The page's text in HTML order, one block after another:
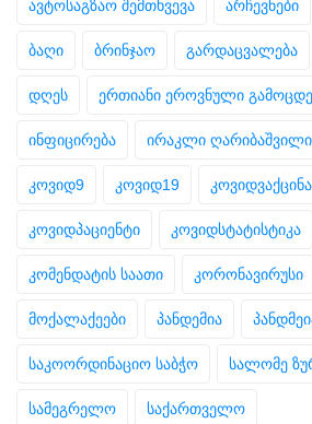
ავტოსაგზაო შემთხვევა არჩევნები
ბაღი ბრინჯაო გარდაცვალება
დღეს ერთიანი ეროვნული
ინფიცირება ირაკლი ღარიბაშვილი
კოვიდ9 კოვიდ19 კოვიდვაქცინა
კოვიდპაციენტი კოვიდსტატისტიკა
კომენდატის საათი კორონავირუსი
მოქალაქეები პანდემია
საკოორდინაციო საბჭო სალომე
სამეგრელო საქართველო